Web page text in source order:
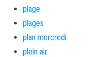
plage
plages
plan mercredi
plein air